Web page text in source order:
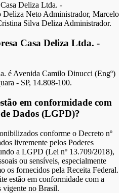
Deliza Ltda. -
Deliza Neto Administrador, Marcelo
Silva Deliza Administrador.
Casa Deliza Ltda. -
é Avenida Camilo Dinucci (Engº)
- SP, 14.808-100.
em conformidade com
Dados (LGPD)?
conforme o Decreto nº
livremente pelos Poderes
a LGPD (Lei nº 13.709/2018),
ou sensíveis, especialmente
os fornecidos pela Receita Federal.
estão em conformidade com a
vigente no Brasil.